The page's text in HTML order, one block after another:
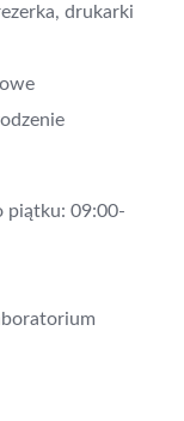
drukarki
piątku: 09:00-